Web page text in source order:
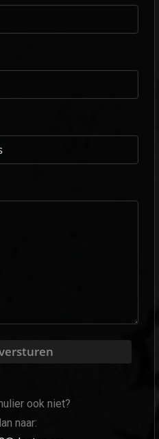
ook niet?
naar: